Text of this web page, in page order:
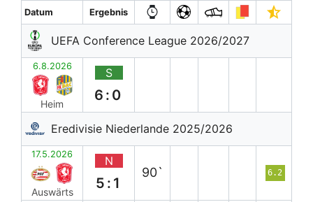
Datum Ergebnis
UEFA Conference League 2026/2027
6.8.2026
Heim
S
6:0
Eredivisie Niederlande 2025/2026
17.5.2026
Auswärts
N
5:1
90` 6.2